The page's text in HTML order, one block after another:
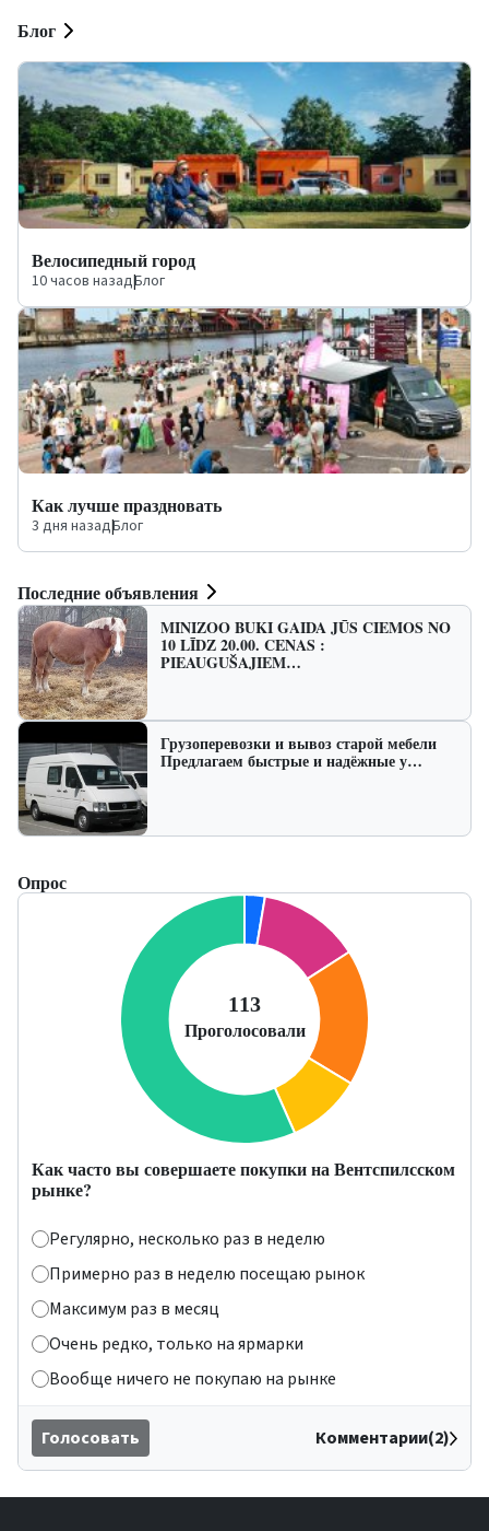
Блог
Велосипедный город
10 часов назад|Блог
Как лучше праздновать
3 дня назад|Блог
Последние объявления
MINIZOO BUKI GAIDA JŪS CIEMOS NO
10 LĪDZ 20.00. CENAS :
PIEAUGUŠAJIEM…
Грузоперевозки и вывоз старой мебели
Предлагаем быстрые и надёжные у…
Опрос
Как часто вы совершаете покупки на Вентспилсском
рынке?
Регулярно, несколько раз в неделю
Примерно раз в неделю посещаю рынок
Максимум раз в месяц
Очень редко, только на ярмарки
Вообще ничего не покупаю на рынке
Голосовать Комментарии(2)